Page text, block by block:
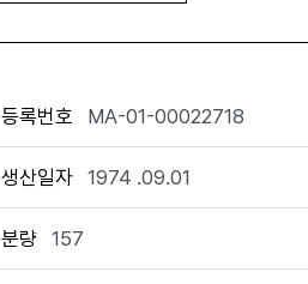
등록번호 MA-01-00022718
생산일자 1974 .09.01
분량 157